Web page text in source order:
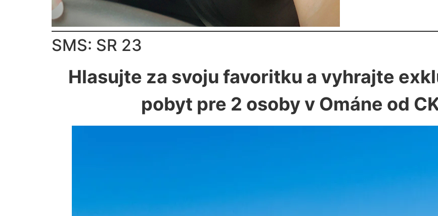
SMS: SR 23
Hlasujte za svoju favoritku a vyhrajte
pobyt pre 2 osoby v Ománe od